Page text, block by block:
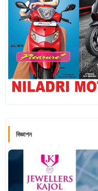
বিজ্ঞাপন